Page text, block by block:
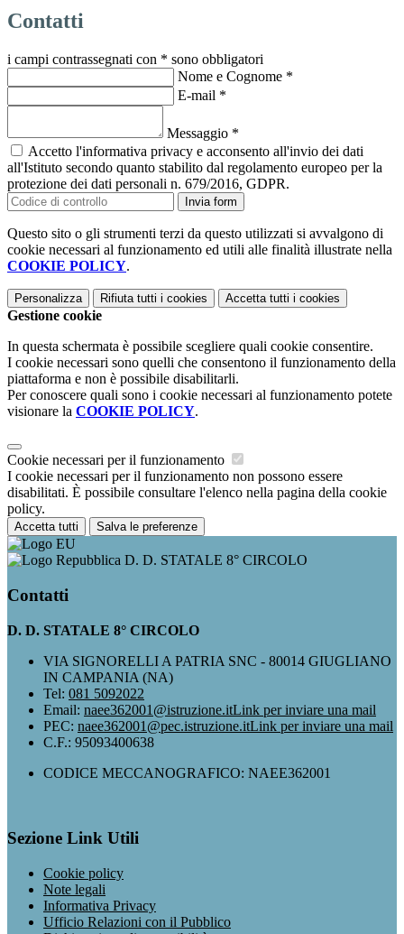
Contatti
i campi contrassegnati con * sono obbligatori
Nome e Cognome *
E-mail *
Messaggio *
Accetto l'informativa privacy e acconsento all'invio dei dati
all'Istituto secondo quanto stabilito dal regolamento europeo per la
protezione dei dati personali n. 679/2016, GDPR.
Invia form
Questo sito o gli strumenti terzi da questo utilizzati si avvalgono di
cookie necessari al funzionamento ed utili alle finalità illustrate nella
COOKIE POLICY.
Personalizza Rifiuta tutti i cookies Accetta tutti i cookies
Gestione cookie
In questa schermata è possibile scegliere quali cookie consentire.
I cookie necessari sono quelli che consentono il funzionamento della
piattaforma e non è possibile disabilitarli.
Per conoscere quali sono i cookie necessari al funzionamento potete
visionare la COOKIE POLICY.
Cookie necessari per il funzionamento
I cookie necessari per il funzionamento non possono essere
disabilitati. È possibile consultare l'elenco nella pagina della cookie
policy.
Accetta tutti Salva le preferenze
D. D. STATALE 8° CIRCOLO
Contatti
D. D. STATALE 8° CIRCOLO
VIA SIGNORELLI A PATRIA SNC - 80014 GIUGLIANO
IN CAMPANIA (NA)
Tel: 081 5092022
Email: naee362001@istruzione.itLink per inviare una mail
PEC: naee362001@pec.istruzione.itLink per inviare una mail
C.F.: 95093400638
CODICE MECCANOGRAFICO: NAEE362001
Sezione Link Utili
Cookie policy
Note legali
Informativa Privacy
Ufficio Relazioni con il Pubblico